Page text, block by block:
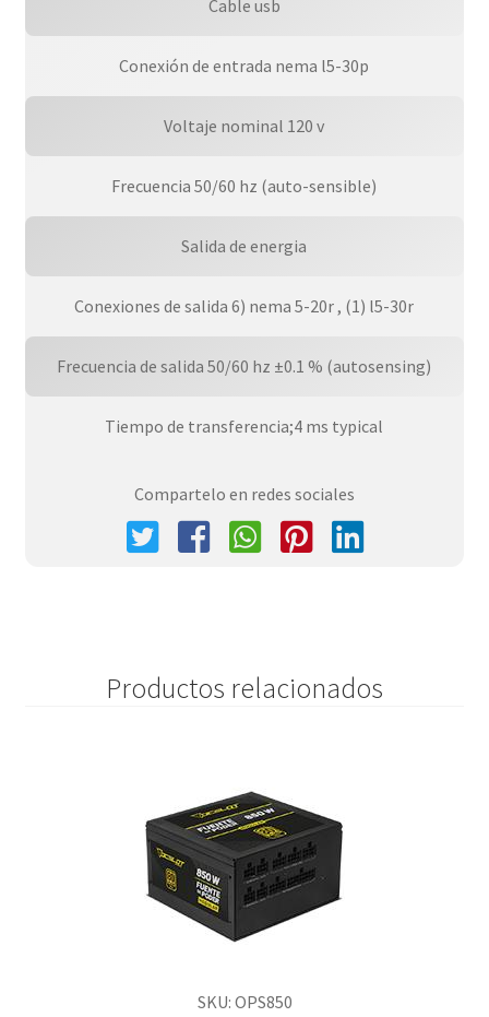
Cable usb
Conexión de entrada nema l5-30p
Voltaje nominal 120 v
Frecuencia 50/60 hz (auto-sensible)
Salida de energia
Conexiones de salida 6) nema 5-20r , (1) l5-30r
Frecuencia de salida 50/60 hz ±0.1 % (autosensing)
Tiempo de transferencia;4 ms typical
Compartelo en redes sociales
Productos relacionados
SKU: OPS850